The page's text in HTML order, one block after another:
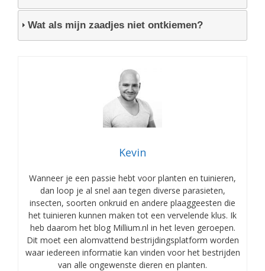
Wat als mijn zaadjes niet ontkiemen?
Kevin
Wanneer je een passie hebt voor planten en tuinieren,
dan loop je al snel aan tegen diverse parasieten,
insecten, soorten onkruid en andere plaaggeesten die
het tuinieren kunnen maken tot een vervelende klus. Ik
heb daarom het blog Millium.nl in het leven geroepen.
Dit moet een alomvattend bestrijdingsplatform worden
waar iedereen informatie kan vinden voor het bestrijden
van alle ongewenste dieren en planten.